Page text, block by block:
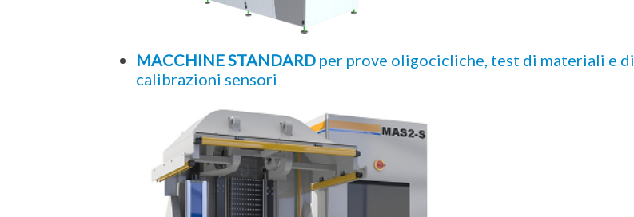
MACCHINE STANDARD per prove oligocicliche, test di materiali e di
calibrazioni sensori